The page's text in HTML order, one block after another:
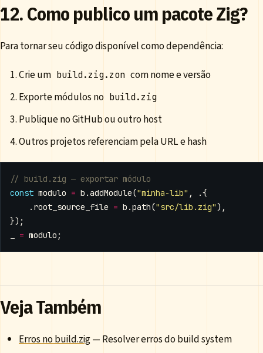
12. Como publico um pacote Zig?
Para tornar seu código disponível como dependência:
Crie um build.zig.zon com nome e versão
Exporte módulos no build.zig
Publique no GitHub ou outro host
Outros projetos referenciam pela URL e hash
const modulo = b .addModule("minha-lib" ,
.{
. root_source_file = b .path("src/lib.zig" ),
});
= modulo ;
Veja Também
Erros no build.zig— Resolver erros do build system